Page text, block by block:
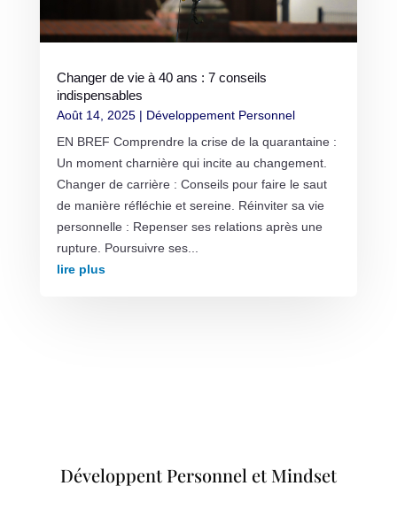
Changer de vie à 40 ans : 7 conseils
indispensables
Août 14, 2025| Développement Personnel
EN BREF Comprendre la crise de la quarantaine :
Un moment charnière qui incite au changement.
Changer de carrière : Conseils pour faire le saut
de manière réfléchie et sereine. Réinviter sa vie
personnelle : Repenser ses relations après une
rupture. Poursuivre ses...
lire plus
Développent Personnel et Mindset